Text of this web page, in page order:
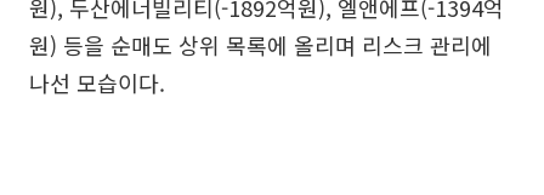
원), 두산에너빌리티(-1892억원), 엘앤에프(-1394억
원) 등을 순매도 상위 목록에 올리며 리스크 관리에
나선 모습이다.